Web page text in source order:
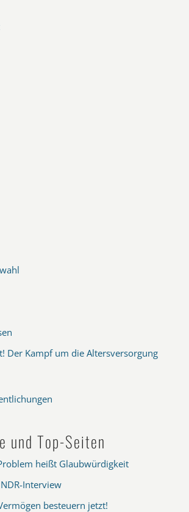
Der Kampf um die Altersversorgung
und Top-Seiten
heißt Glaubwürdigkeit
Interview
besteuern jetzt!